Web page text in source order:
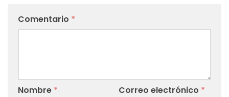
Comentario *
Nombre * Correo electrónico *